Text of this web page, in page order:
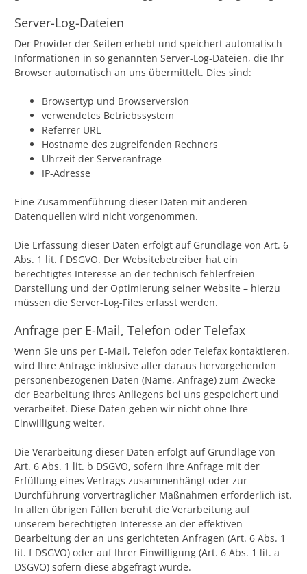
Server-Log-Dateien
Der Provider der Seiten erhebt und speichert automatisch
Informationen in so genannten Server-Log-Dateien, die Ihr
Browser automatisch an uns übermittelt. Dies sind:
Browsertyp und Browserversion
verwendetes Betriebssystem
Referrer URL
Hostname des zugreifenden Rechners
Uhrzeit der Serveranfrage
IP-Adresse
Eine Zusammenführung dieser Daten mit anderen
Datenquellen wird nicht vorgenommen.
Die Erfassung dieser Daten erfolgt auf Grundlage von Art. 6
Abs. 1 lit. f DSGVO. Der Websitebetreiber hat ein
berechtigtes Interesse an der technisch fehlerfreien
Darstellung und der Optimierung seiner Website – hierzu
müssen die Server-Log-Files erfasst werden.
Anfrage per E-Mail, Telefon oder Telefax
Wenn Sie uns per E-Mail, Telefon oder Telefax kontaktieren,
wird Ihre Anfrage inklusive aller daraus hervorgehenden
personenbezogenen Daten (Name, Anfrage) zum Zwecke
der Bearbeitung Ihres Anliegens bei uns gespeichert und
verarbeitet. Diese Daten geben wir nicht ohne Ihre
Einwilligung weiter.
Die Verarbeitung dieser Daten erfolgt auf Grundlage von
Art. 6 Abs. 1 lit. b DSGVO, sofern Ihre Anfrage mit der
Erfüllung eines Vertrags zusammenhängt oder zur
Durchführung vorvertraglicher Maßnahmen erforderlich ist.
In allen übrigen Fällen beruht die Verarbeitung auf
unserem berechtigten Interesse an der effektiven
Bearbeitung der an uns gerichteten Anfragen (Art. 6 Abs. 1
lit. f DSGVO) oder auf Ihrer Einwilligung (Art. 6 Abs. 1 lit. a
DSGVO) sofern diese abgefragt wurde.